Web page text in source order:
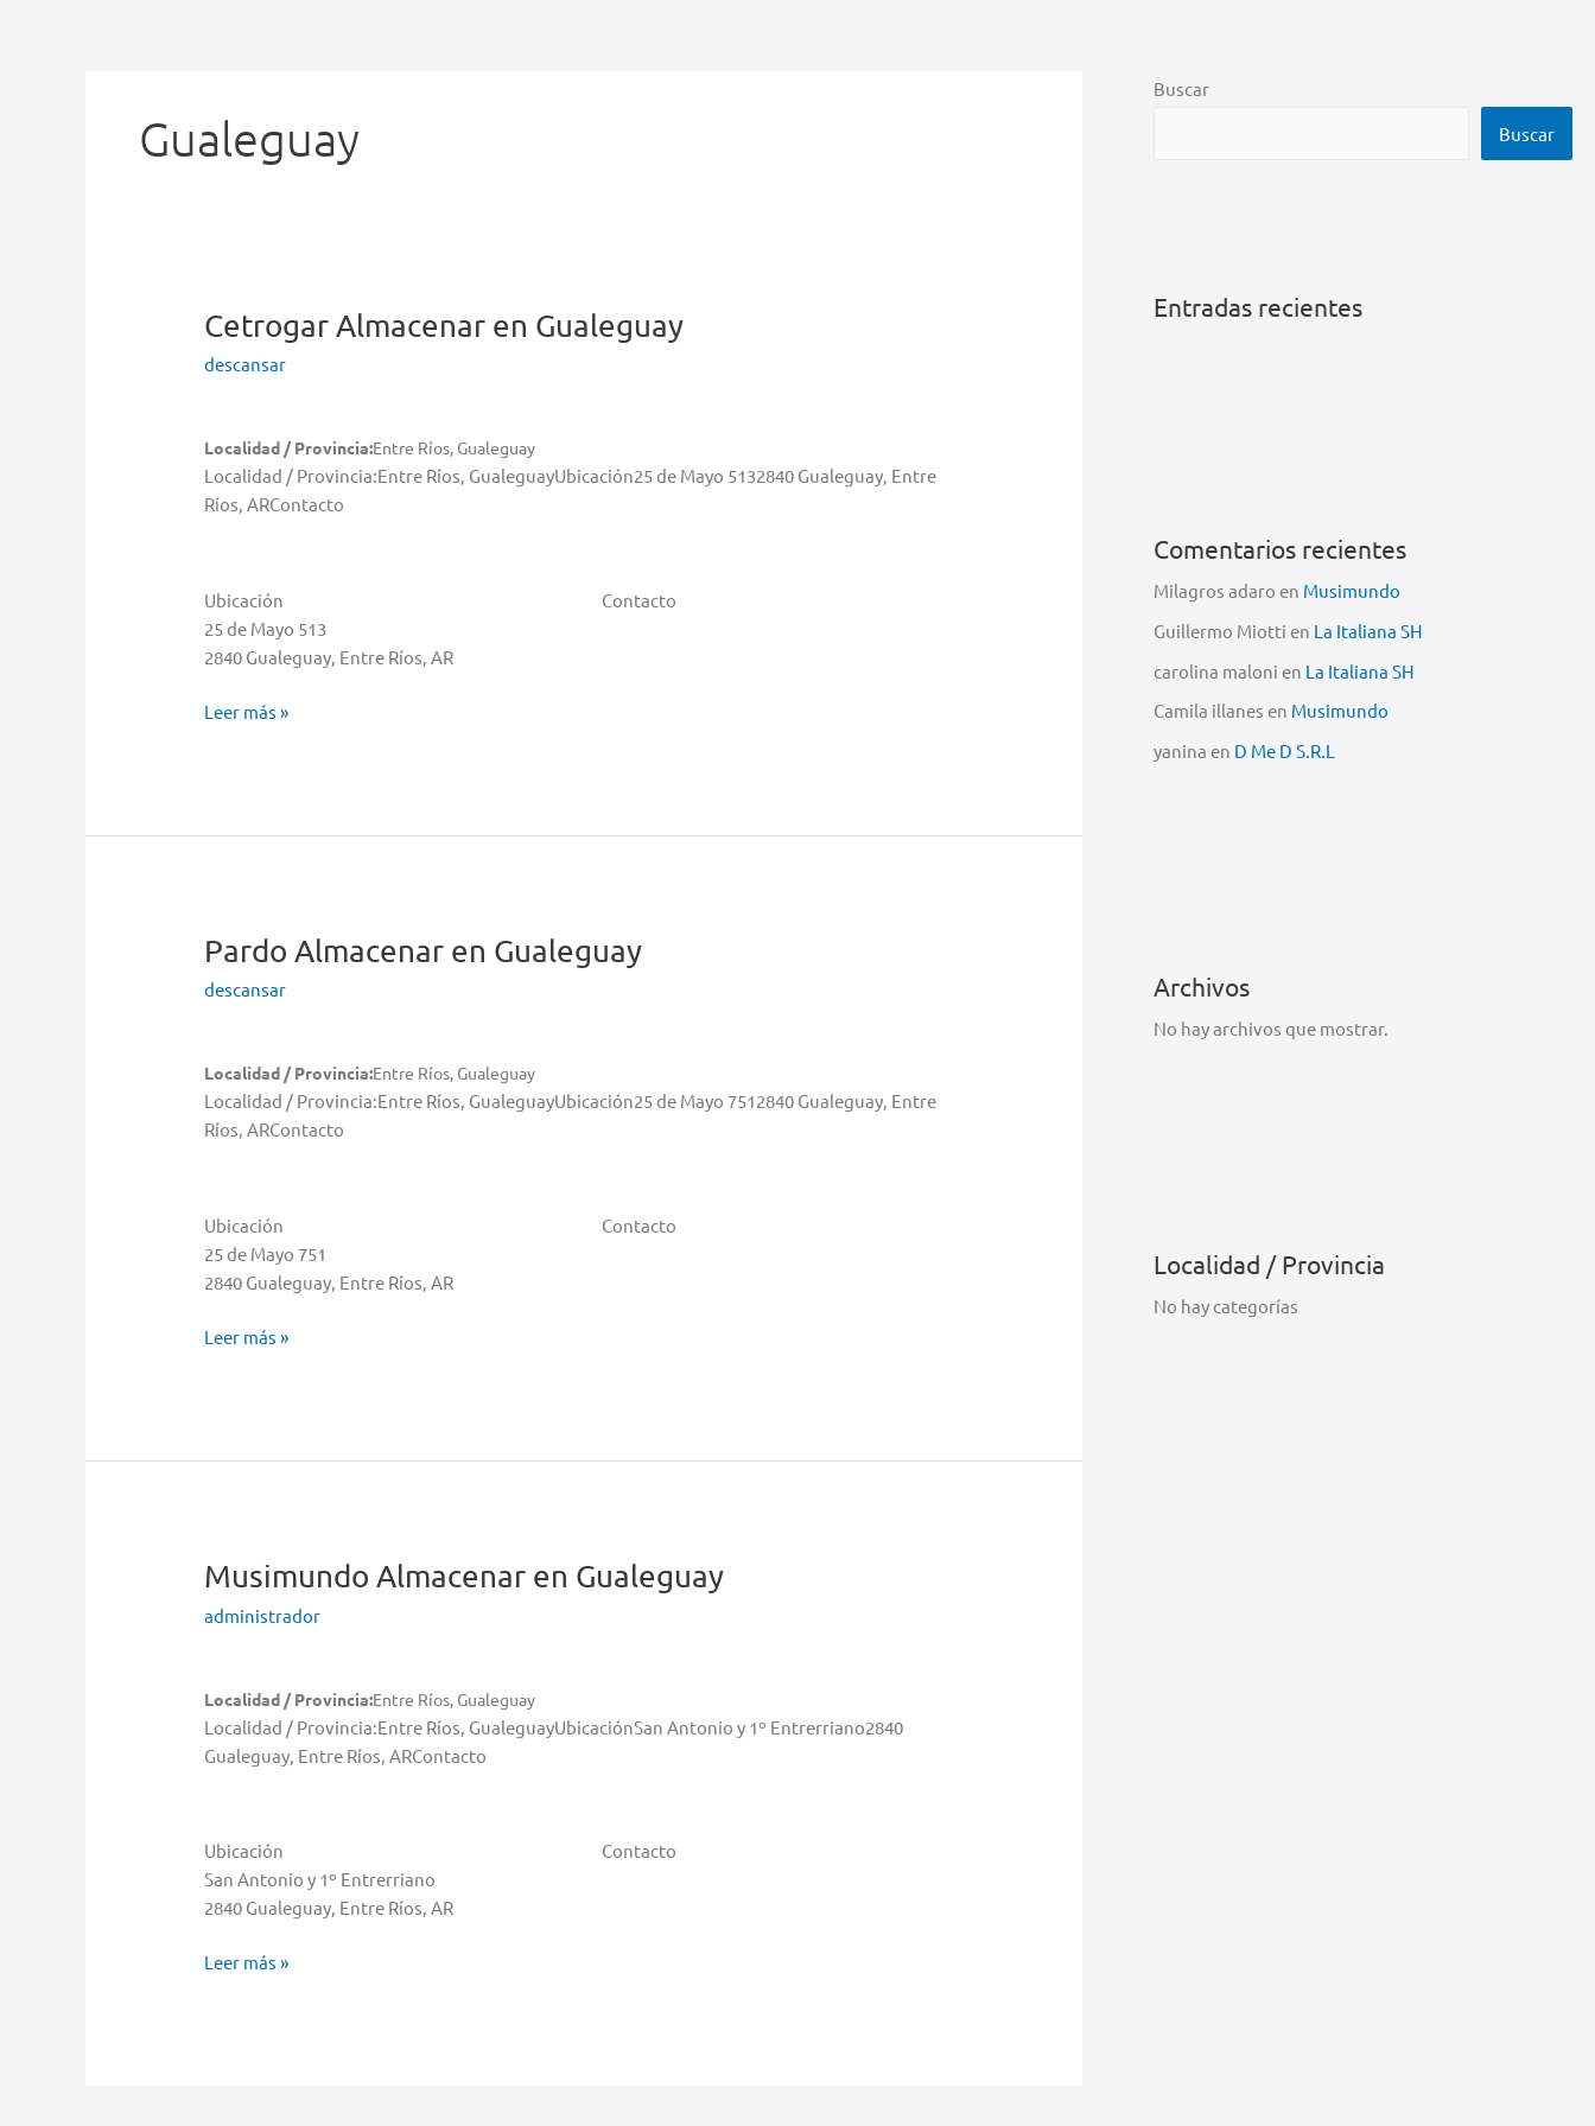
Gualeguay
CetrogarAlmacenar en Gualeguay
descansar
Localidad / Provincia:Entre Ríos, Gualeguay
Localidad / Provincia:Entre Ríos, GualeguayUbicación25 de Mayo 5132840 Gualeguay, Entre
Ríos, ARContacto
Ubicación
25 de Mayo 513
2840 Gualeguay, Entre Ríos, AR
Contacto
Cetrogar
Leer más »
PardoAlmacenar en Gualeguay
descansar
Localidad / Provincia:Entre Ríos, Gualeguay
Localidad / Provincia:Entre Ríos, GualeguayUbicación25 de Mayo 7512840 Gualeguay, Entre
Ríos, ARContacto
Ubicación
25 de Mayo 751
2840 Gualeguay, Entre Ríos, AR
Contacto
Pardo
Leer más »
MusimundoAlmacenar en Gualeguay
administrador
Localidad / Provincia:Entre Ríos, Gualeguay
Localidad / Provincia:Entre Ríos, GualeguayUbicaciónSan Antonio y 1º Entrerriano2840
Gualeguay, Entre Ríos, ARContacto
Ubicación
San Antonio y 1º Entrerriano
2840 Gualeguay, Entre Ríos, AR
Contacto
Musimundo
Leer más »
Buscar
Buscar
Entradas recientes
Comentarios recientes
Milagros adaro en Musimundo
Guillermo Miotti en La Italiana SH
carolina maloni en La Italiana SH
Camila illanes en Musimundo
yanina en D Me D S.R.L
Archivos
No hay archivos que mostrar.
Localidad / Provincia
No hay categorías